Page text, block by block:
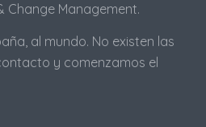
Change Management.
al mundo. No existen las
y comenzamos el